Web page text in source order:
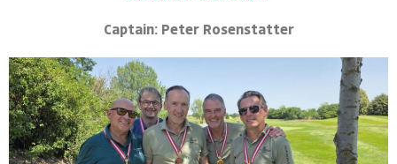
Captain: Peter Rosenstatter